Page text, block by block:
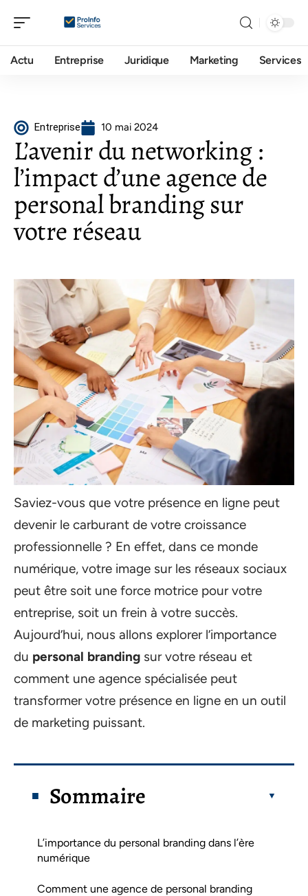
Actu Entreprise Juridique Marketing Services
Entreprise 10 mai 2024
L’avenir du networking :
l’impact d’une agence de
personal branding sur
votre réseau
Saviez-vous que votre présence en ligne peut
devenir le carburant de votre croissance
professionnelle ? En effet, dans ce monde
numérique, votre image sur les réseaux sociaux
peut être soit une force motrice pour votre
entreprise, soit un frein à votre succès.
Aujourd’hui, nous allons explorer l’importance
du personal branding sur votre réseau et
comment une agence spécialisée peut
transformer votre présence en ligne en un outil
de marketing puissant.
Sommaire
L’importance du personal branding dans l’ère
numérique
Comment une agence de personal branding